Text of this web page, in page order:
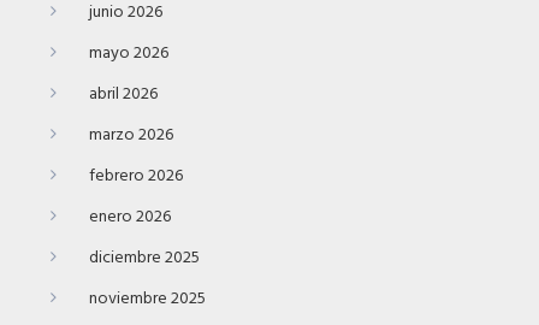
junio 2026
mayo 2026
abril 2026
marzo 2026
febrero 2026
enero 2026
diciembre 2025
noviembre 2025